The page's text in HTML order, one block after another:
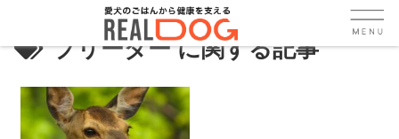
ブリーダー